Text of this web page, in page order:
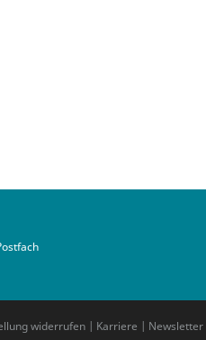
widerrufen | Karriere | Newsletter